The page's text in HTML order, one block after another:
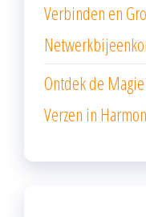
Verbinden en
Ontdek de
Verzen in